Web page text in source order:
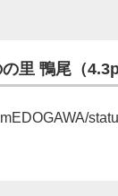
里 鴨尾（